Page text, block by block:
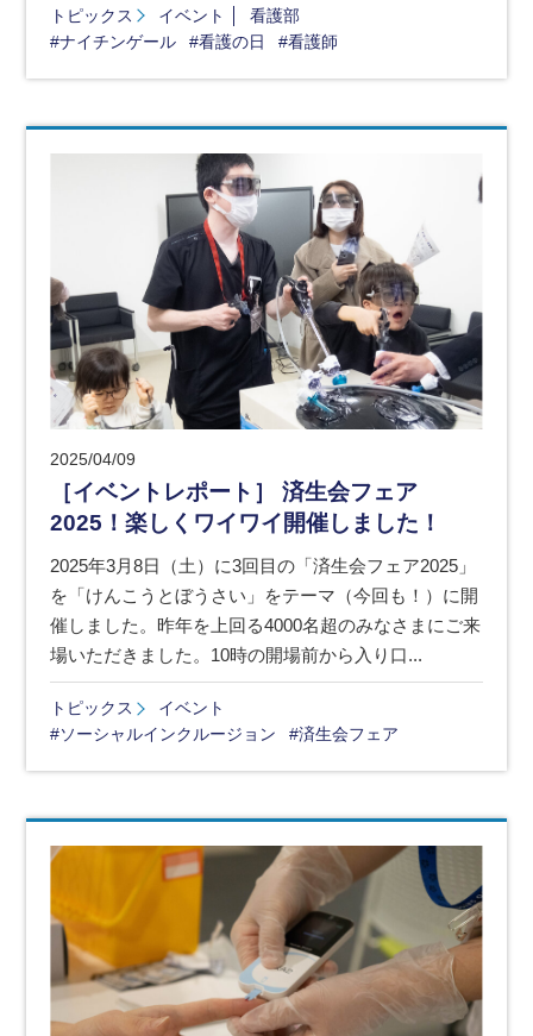
トピックス イベント
看護部
#ナイチンゲール
#看護の日 #看護師
2025/04/09
［イベントレポート］ 済生会フェア
2025！楽しくワイワイ開催しました！
2025年3月8日（土）に3回目の「済生会フェア2025」
を「けんこうとぼうさい」をテーマ（今回も！）に開
催しました。昨年を上回る4000名超のみなさまにご来
場いただきました。10時の開場前から入り口...
トピックス
イベント
#ソーシャルインクルージョン
#済生会フェア